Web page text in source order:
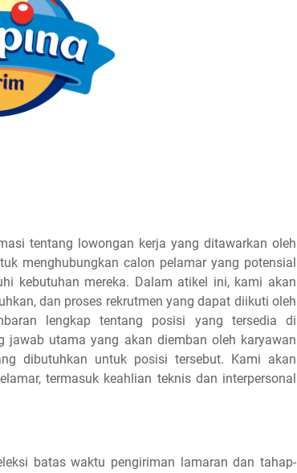
tentang lowongan kerja yang ditawarkan oleh
menghubungkan calon pelamar yang potensial
kebutuhan mereka. Dalam atikel ini, kami akan
dan proses rekrutmen yang dapat diikuti oleh
lengkap tentang posisi yang tersedia di
jawab utama yang akan diemban oleh karyawan
dibutuhkan untuk posisi tersebut. Kami akan
termasuk keahlian teknis dan interpersonal
batas waktu pengiriman lamaran dan tahap-